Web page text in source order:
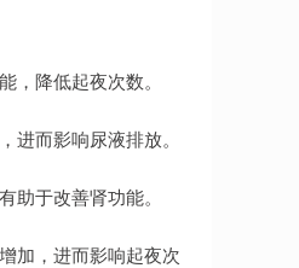
降低起夜次数。
而影响尿液排放。
于改善肾功能。
加，进而影响起夜次